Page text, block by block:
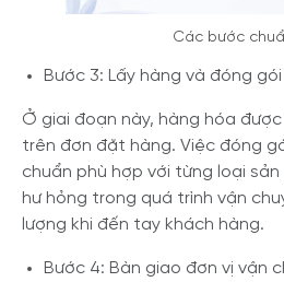
Các bước
Bước 3: Lấy hàng và đóng gói
Ở giai đoạn này, hàng hóa
trên đơn đặt hàng. Việc đóng
chuẩn phù hợp với từng loại
hư hỏng trong quá trình vận
lượng khi đến tay khách hàng.
Bước 4: Bàn giao đơn vị vận